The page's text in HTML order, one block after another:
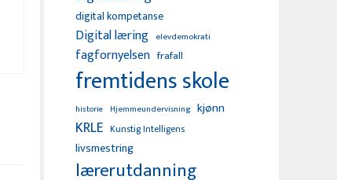
digital kompetanse
Digital læring elevdemokrati
fagfornyelsen frafall
fremtidens skole
historie Hjemmeundervisning kjønn
KRLE Kunstig Intelligens
livsmestring
lærerutdanning